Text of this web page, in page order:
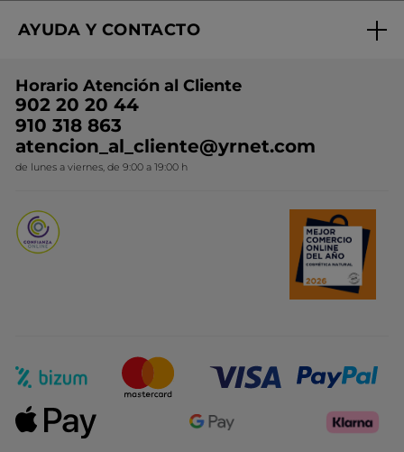
Nuestros compromisos
Conviértete en Franquiciada
Rebajas
Ideas de Regalo
Colección Monoi
Novedades del mes
AYUDA Y CONTACTO
Contacto
Horario Atención al Cliente
902 20 20 44
910 318 863
atencion_al_cliente@yrnet.com
de lunes a viernes, de 9:00 a 19:00 h